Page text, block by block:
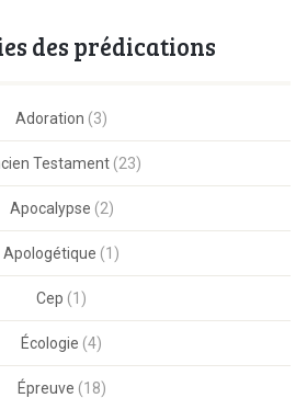
des prédications
Adoration (3)
Testament (23)
Apocalypse (2)
Apologétique (1)
Cep (1)
Écologie (4)
Épreuve (18)